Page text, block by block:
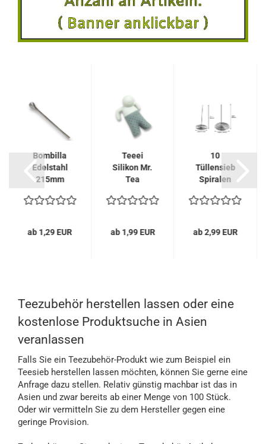
Bombilla
Edelstahl
215mm
ab 1,29 EUR
Teeei
Silikon Mr.
Tea
ab 1,99 EUR
10
Tüllensieb
Spiralen
ab 2,99 EUR
Teezubehör herstellen lassen oder eine
kostenlose Produktsuche in Asien
veranlassen
Falls Sie ein Teezubehör-Produkt wie zum Beispiel ein
Teesieb herstellen lassen möchten, können Sie gerne eine
Anfrage dazu stellen. Relativ günstig machbar ist das in
Asien und zwar bereits ab einer Menge von 100 Stück.
Oder wir vermitteln Sie zu dem Hersteller gegen eine
geringe Provision.